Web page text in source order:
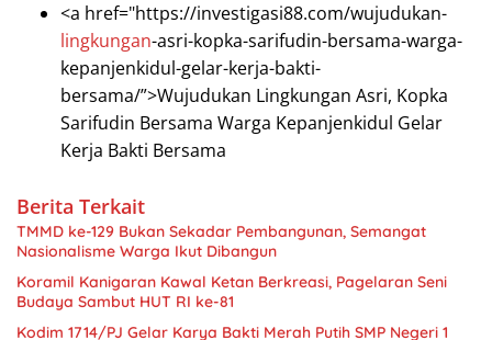
<a href="https://investigasi88.com/wujudukan-
lingkungan-asri-kopka-sarifudin-bersama-warga-
kepanjenkidul-gelar-kerja-bakti-
bersama/”>Wujudukan Lingkungan Asri, Kopka
Sarifudin Bersama Warga Kepanjenkidul Gelar
Kerja Bakti Bersama
Berita Terkait
TMMD ke-129 Bukan Sekadar Pembangunan, Semangat
Nasionalisme Warga Ikut Dibangun
Koramil Kanigaran Kawal Ketan Berkreasi, Pagelaran Seni
Budaya Sambut HUT RI ke-81
Kodim 1714/PJ Gelar Karya Bakti Merah Putih SMP Negeri 1